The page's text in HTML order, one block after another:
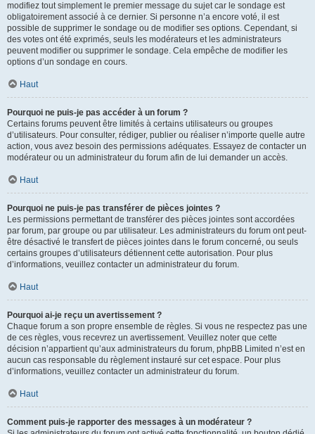
modifiez tout simplement le premier message du sujet car le sondage est
obligatoirement associé à ce dernier. Si personne n’a encore voté, il est
possible de supprimer le sondage ou de modifier ses options. Cependant, si
des votes ont été exprimés, seuls les modérateurs et les administrateurs
peuvent modifier ou supprimer le sondage. Cela empêche de modifier les
options d’un sondage en cours.
Haut
Pourquoi ne puis-je pas accéder à un forum ?
Certains forums peuvent être limités à certains utilisateurs ou groupes
d’utilisateurs. Pour consulter, rédiger, publier ou réaliser n’importe quelle autre
action, vous avez besoin des permissions adéquates. Essayez de contacter un
modérateur ou un administrateur du forum afin de lui demander un accès.
Haut
Pourquoi ne puis-je pas transférer de pièces jointes ?
Les permissions permettant de transférer des pièces jointes sont accordées
par forum, par groupe ou par utilisateur. Les administrateurs du forum ont peut-
être désactivé le transfert de pièces jointes dans le forum concerné, ou seuls
certains groupes d’utilisateurs détiennent cette autorisation. Pour plus
d’informations, veuillez contacter un administrateur du forum.
Haut
Pourquoi ai-je reçu un avertissement ?
Chaque forum a son propre ensemble de règles. Si vous ne respectez pas une
de ces règles, vous recevrez un avertissement. Veuillez noter que cette
décision n’appartient qu’aux administrateurs du forum, phpBB Limited n’est en
aucun cas responsable du règlement instauré sur cet espace. Pour plus
d’informations, veuillez contacter un administrateur du forum.
Haut
Comment puis-je rapporter des messages à un modérateur ?